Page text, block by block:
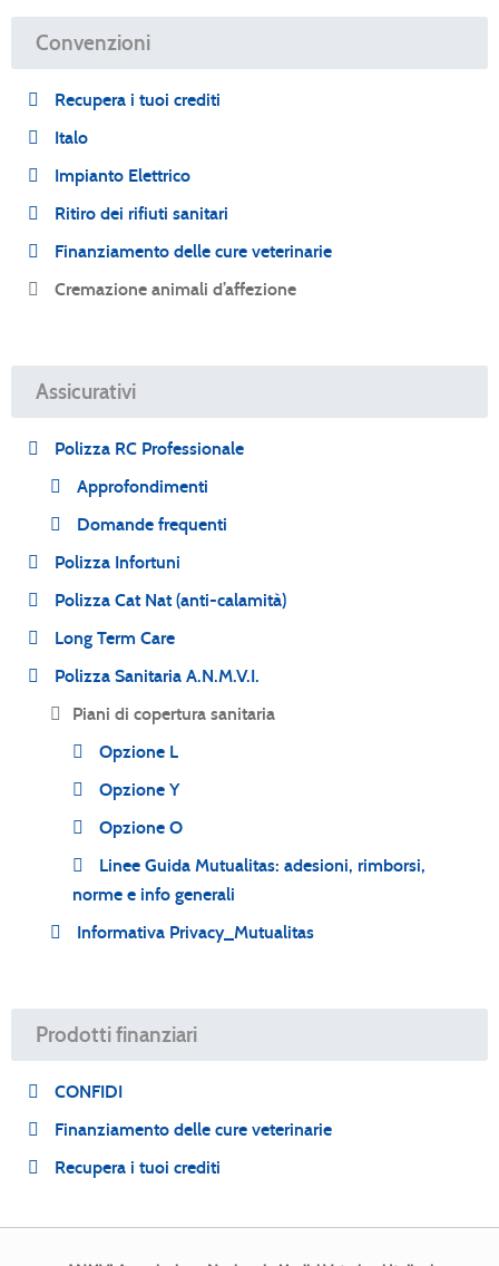
Convenzioni
Recupera i tuoi crediti
Italo
Impianto Elettrico
Ritiro dei rifiuti sanitari
Finanziamento delle cure veterinarie
Cremazione animali d’affezione
Assicurativi
Polizza RC Professionale
Approfondimenti
Domande frequenti
Polizza Infortuni
Polizza Cat Nat (anti-calamità)
Long Term Care
Polizza Sanitaria A.N.M.V.I.
Piani di copertura sanitaria
Opzione L
Opzione Y
Opzione O
Linee Guida Mutualitas: adesioni, rimborsi,
norme e info generali
Informativa Privacy_Mutualitas
Prodotti finanziari
CONFIDI
Finanziamento delle cure veterinarie
Recupera i tuoi crediti